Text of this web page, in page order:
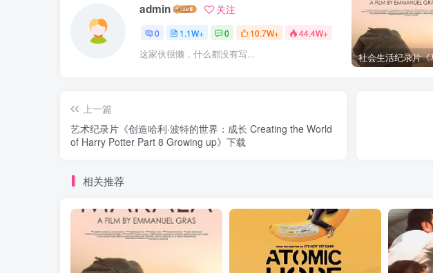
admin 关注
0 1.1W+ 0 10.7W+ 44.4W+
这家伙很懒，什么都没有写...
上一篇
艺术纪录片《创造哈利·波特的世界：成长 Creating the World
of Harry Potter Part 8 Growing up》下载
相关推荐